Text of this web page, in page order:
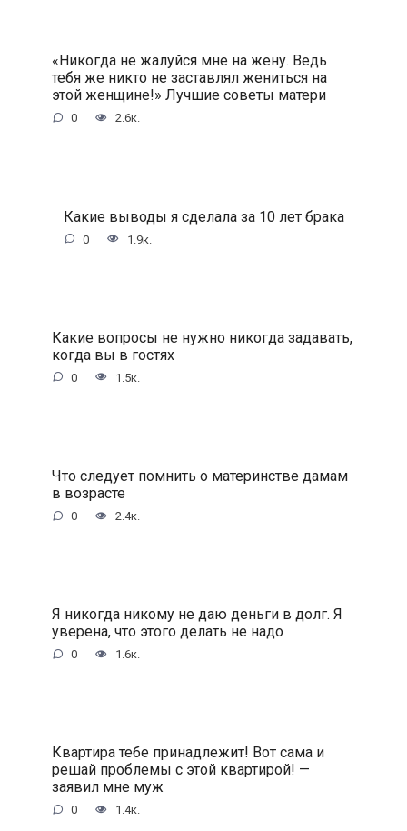
«Никогда не жалуйся мне на жену. Ведь
тебя же никто не заставлял жениться на
этой женщине!» Лучшие советы матери
0 2.6к.
Какие выводы я сделала за 10 лет брака
0 1.9к.
Какие вопросы не нужно никогда задавать,
когда вы в гостях
0 1.5к.
Что следует помнить о материнстве дамам
в возрасте
0 2.4к.
Я никогда никому не даю деньги в долг. Я
уверена, что этого делать не надо
0 1.6к.
Квартира тебе принадлежит! Вот сама и
решай проблемы с этой квартирой! —
заявил мне муж
0 1.4к.